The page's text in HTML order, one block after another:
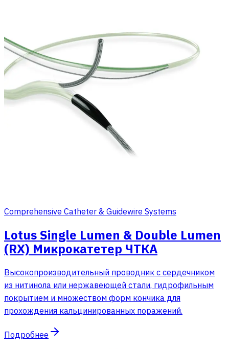
Comprehensive Catheter & Guidewire Systems
Lotus Single Lumen & Double Lumen
(RX) Микрокатетер ЧТКА
Высокопроизводительный проводник с сердечником
из нитинола или нержавеющей стали, гидрофильным
покрытием и множеством форм кончика для
прохождения кальцинированных поражений.
Подробнее